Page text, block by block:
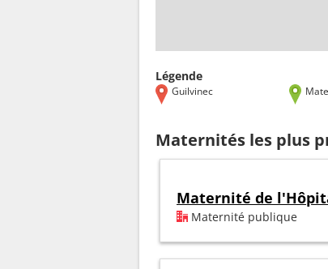
Légende
Guilvinec
Maternités les plus
Maternité de
Maternité publique